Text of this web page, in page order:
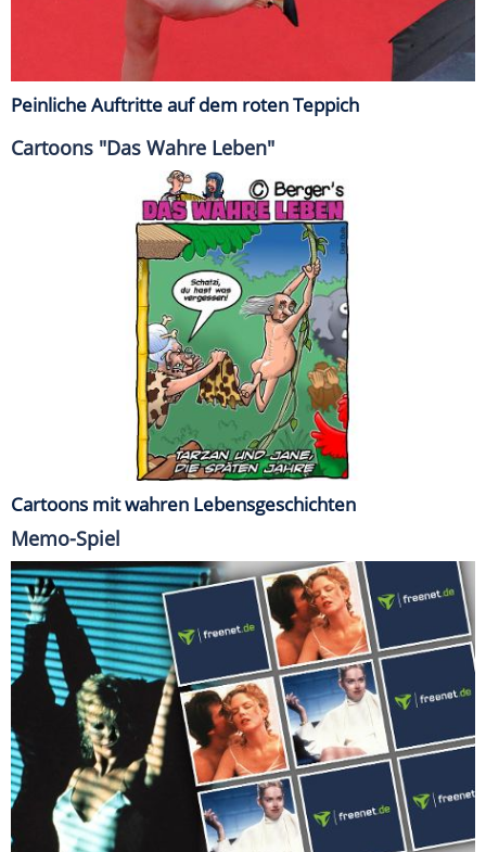
Peinliche Auftritte auf dem roten Teppich
Cartoons "Das Wahre Leben"
Cartoons mit wahren Lebensgeschichten
Memo-Spiel